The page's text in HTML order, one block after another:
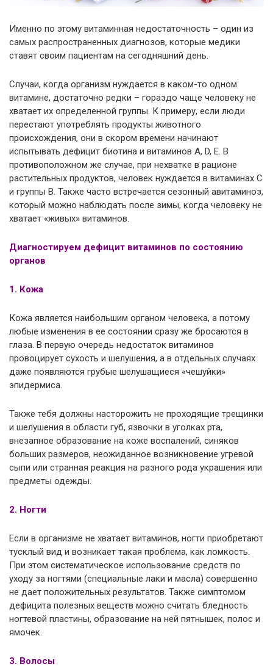
Именно по этому витаминная недостаточность – один из
самых распространенных диагнозов, которые медики
ставят своим пациентам на сегодняшний день.
Случаи, когда организм нуждается в каком-то одном
витамине, достаточно редки – гораздо чаще человеку не
хватает их определенной группы. К примеру, если люди
перестают употреблять продукты животного
происхождения, они в скором времени начинают
испытывать дефицит биотина и витаминов А, D, Е. В
противоположном же случае, при нехватке в рационе
растительных продуктов, человек нуждается в витаминах С
и группы В. Также часто встречается сезонный авитаминоз,
который можно наблюдать после зимы, когда человеку не
хватает «живых» витаминов.
Диагностируем дефицит витаминов по состоянию
органов
1. Кожа
Кожа является наибольшим органом человека, а потому
любые изменения в ее состоянии сразу же бросаются в
глаза. В первую очередь недостаток витаминов
провоцирует сухость и шелушения, а в отдельных случаях
даже появляются грубые шелушащиеся «чешуйки»
эпидермиса.
Также тебя должны насторожить не проходящие трещинки
и шелушения в области губ, язвочки в уголках рта,
внезапное образование на коже воспалений, синяков
больших размеров, неожиданное возникновение угревой
сыпи или странная реакция на разного рода украшения или
предметы одежды.
2. Ногти
Если в организме не хватает витаминов, ногти приобретают
тусклый вид и возникает такая проблема, как ломкость.
При этом систематическое использование средств по
уходу за ногтями (специальные лаки и масла) совершенно
не дает положительных результатов. Также симптомом
дефицита полезных веществ можно считать бледность
ногтевой пластины, образование на ней пятнышек, полос и
ямочек.
3. Волосы